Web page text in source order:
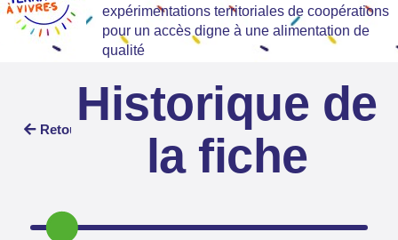
expérimentations territoriales de coopérations
pour un accès digne à une alimentation de
qualité
Retour Historique de
la fiche